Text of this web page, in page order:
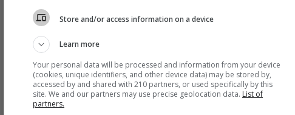
Store and/or access information on a device
Learn more
Your personal data will be processed and information from your device
(cookies, unique identifiers, and other device data) may be stored by,
accessed by and shared with 210 partners, or used specifically by this
site. We and our partners may use precise geolocation data. List of
partners.